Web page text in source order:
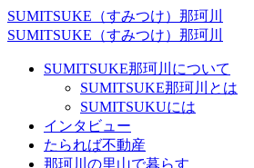
SUMITSUKE（すみつけ）那珂川
SUMITSUKE（すみつけ）那珂川
SUMITSUKE那珂川について
SUMITSUKE那珂川とは
SUMITSUKUには
インタビュー
たられば不動産
那珂川の里山で暮らす